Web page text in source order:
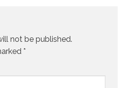
not be published.
*